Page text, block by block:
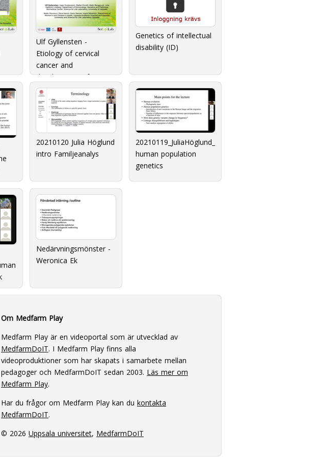
Ulf Gyllensten -
Etiology of cervical
cancer and
development of
effcient screening
biomarkers Part 1
Genetics of intellectual
disability (ID)
20210120 Julia Höglund
intro Familjeanalys
20210119_JuliaHöglund_
human population
genetics
Nedärvningsmönster -
Weronica Ek
Om Medfarm Play
Medfarm Play är en videoportal som är utvecklad av
MedfarmDoIT. I Medfarm Play finns alla
videoproduktioner som har skapats i samarbete mellan
pedagoger och MedfarmDoIT sedan 2003. Läs mer om
Medfarm Play.
Har du frågor om Medfarm Play kan du kontakta
MedfarmDoIT.
© 2026 Uppsala universitet, MedfarmDoIT